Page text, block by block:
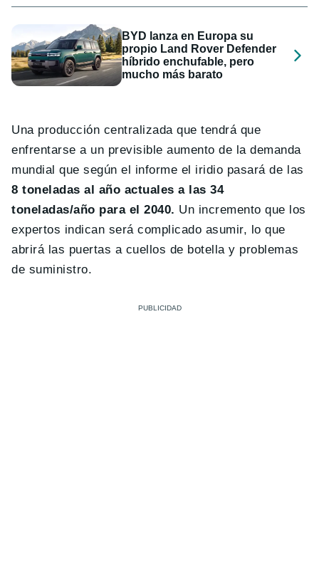
BYD lanza en Europa su
propio Land Rover Defender
híbrido enchufable, pero
mucho más barato
Una producción centralizada que tendrá que
enfrentarse a un previsible aumento de la demanda
mundial que según el informe el iridio pasará de las
8 toneladas al año actuales a las 34
toneladas/año para el 2040. Un incremento que los
expertos indican será complicado asumir, lo que
abrirá las puertas a cuellos de botella y problemas
de suministro.